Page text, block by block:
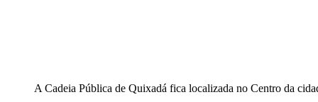
A Cadeia Pública de Quixadá fica localizada no Centro da